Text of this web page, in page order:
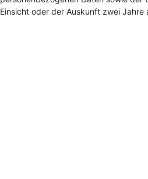
Einsicht oder der Auskunft zwei